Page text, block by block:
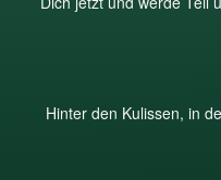
Hinter den Kulissen, in